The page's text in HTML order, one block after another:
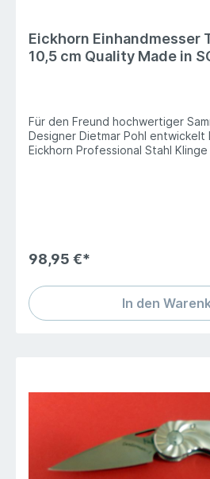
Eickhorn Einhandmesser
10,5 cm Quality Made in
Für den Freund hochwertiger
Designer Dietmar Pohl entwickelt Das Messer mit
Eickhorn Professional Stahl
98,95 €*
In den